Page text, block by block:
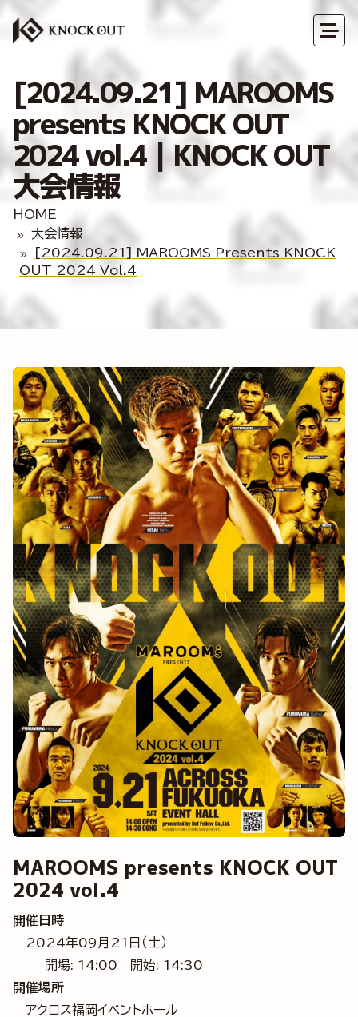
[2024.09.21] MAROOMS
presents KNOCK OUT
2024 vol.4｜KNOCK OUT
大会情報
HOME
大会情報
[2024.09.21] MAROOMS Presents KNOCK
OUT 2024 Vol.4
MAROOMS presents KNOCK OUT
2024 vol.4
開催日時
2024年09月21日（土）
開場: 14:00
開始: 14:30
開催場所
アクロス福岡イベントホール